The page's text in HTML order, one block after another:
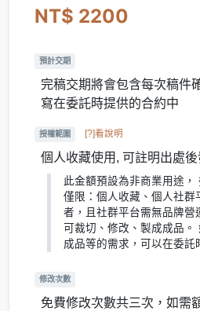
NT$ 2200
預計交期
完稿交期將會包含每次稿件
寫在委託時提供的合約中
授權範圍 [?]看說明
個人收藏使用, 可註明出處後
此金額預設為非商業用途，
僅限：個人收藏、個人社群
者，且社群平台需無品牌營
可裁切、修改、製成成品
成品等的需求，可以在委託
修改次數
免費修改次數共三次，如需